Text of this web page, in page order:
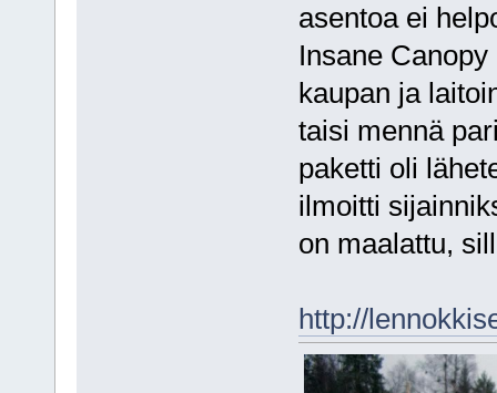
asentoa ei
Insane
kaupan ja
taisi mennä
paketti oli
ilmoitti
on maalattu,
http://